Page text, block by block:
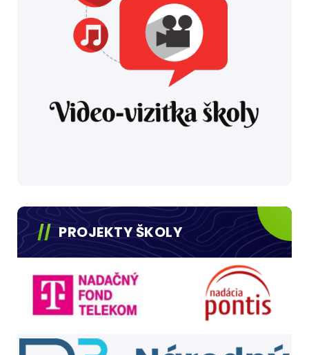
PROJEKTY ŠKOLY